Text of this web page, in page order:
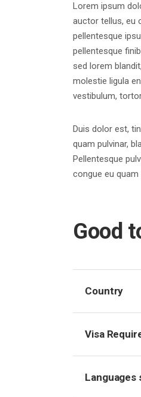
Lorem ipsum
auctor tellus, eu
pellentesque
pellentesque
sed lorem
molestie ligula
vestibulum,
Duis dolor est,
quam pulvinar,
Pellentesque
congue eu quam
Good
Country
Visa
Languages